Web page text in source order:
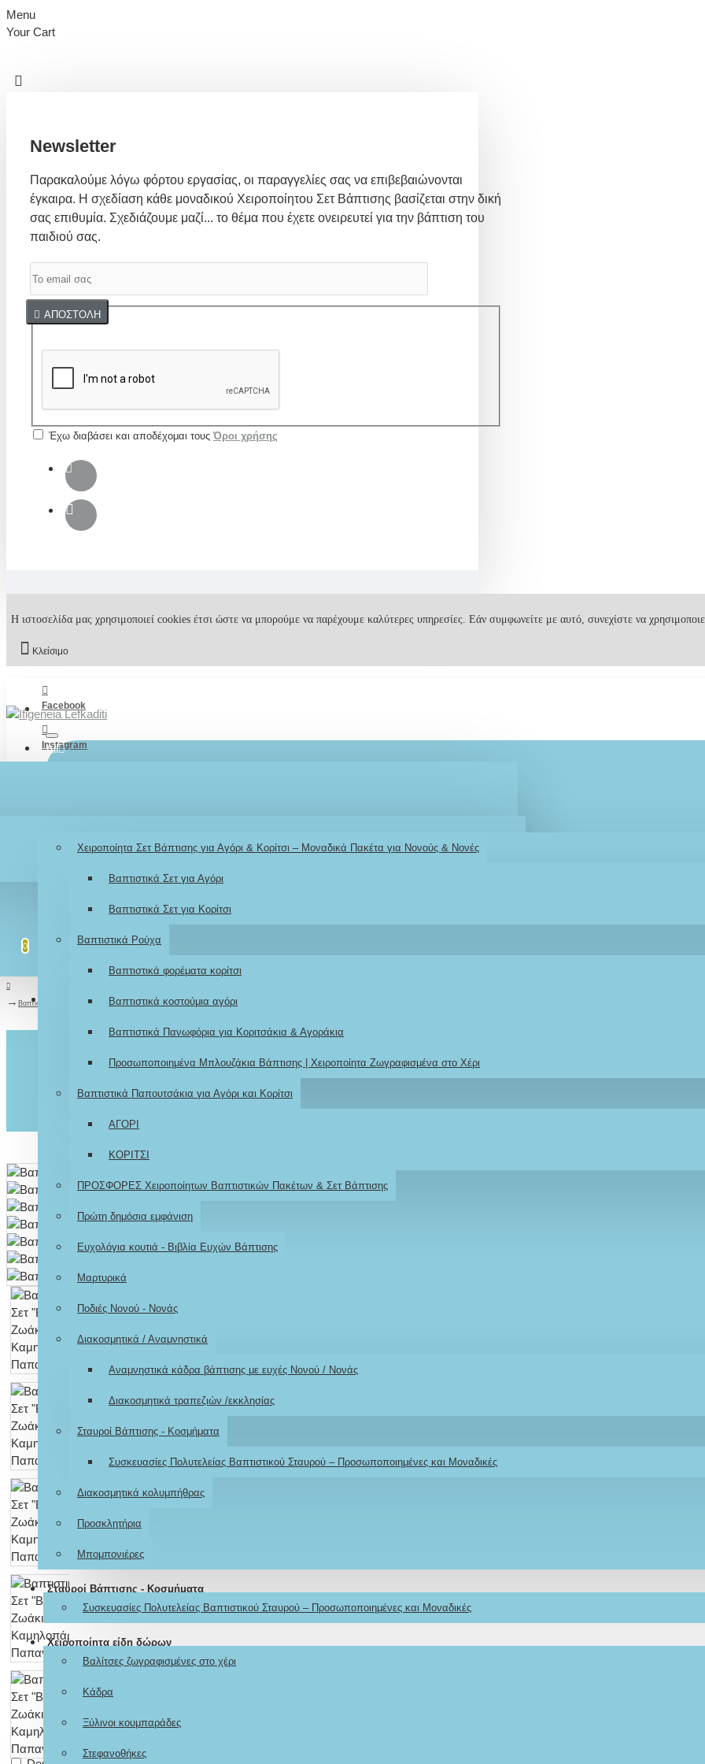
Menu
Your Cart
Newsletter
Παρακαλούμε λόγω φόρτου εργασίας, οι παραγγελίες σας να επιβεβαιώνονται
έγκαιρα. Η σχεδίαση κάθε μοναδικού Χειροποίητου Σετ Βάπτισης βασίζεται στην δική
σας επιθυμία. Σχεδιάζουμε μαζί... το θέμα που έχετε ονειρευτεί για την βάπτιση του
παιδιού σας.
ΑΠΟΣΤΟΛΉ
Captcha
Έχω διαβάσει και αποδέχομαι τους Όροι χρήσης
Η ιστοσελίδα μας χρησιμοποιεί cookies έτσι ώστε να μπορούμε να παρέχουμε καλύτερες υπηρεσίες. Εάν συμφωνείτε με αυτό, συνεχίστε να
Κλείσιμο
Facebook
Instagram
All
Λίστα επιθυμιώνΕπεξεργασία Λίστας
Σύγκριση Προϊόντων
Χειροποίητα Σετ Βάπτισης για Αγόρι & Κορίτσι – Μοναδικά Πακέτα για Νονούς & Νονές
Βαπτιστικά Σετ για Αγόρι
Βαπτιστικά Σετ για Κορίτσι
Βαπτιστικά Ρούχα
Βαπτιστικά φορέματα κορίτσι
Βαπτιστικά κοστούμια αγόρι
Βαπτιστικά Πανωφόρια για Κοριτσάκια & Αγοράκια
Προσωποποιημένα Μπλουζάκια Βάπτισης | Χειροποίητα Ζωγραφισμένα στο Χέρι
Βαπτιστικά Παπουτσάκια για Αγόρι και Κορίτσι
ΑΓΟΡΙ
ΚΟΡΙΤΣΙ
ΠΡΟΣΦΟΡΕΣ Χειροποίητων Βαπτιστικών Πακέτων & Σετ Βάπτισης
Πρώτη δημόσια εμφάνιση
Ευχολόγια κουτιά - Βιβλία Ευχών Βάπτισης
Μαρτυρικά
Ποδιές Νονού - Νονάς
Διακοσμητικά / Αναμνηστικά
Αναμνηστικά κάδρα βάπτισης με ευχές Νονού / Νονάς
Διακοσμητικά τραπεζιών /εκκλησίας
Σταυροί Βάπτισης - Κοσμήματα
Συσκευασίες Πολυτελείας Βαπτιστικού Σταυρού – Προσωποποιημένες και Μοναδικές
Διακοσμητικά κολυμπήθρας
Προσκλητήρια
Μπομπονιέρες
Σταυροί Βάπτισης - Κοσμήματα
Συσκευασίες Πολυτελείας Βαπτιστικού Σταυρού – Προσωποποιημένες και Μοναδικές
Χειροποίητα είδη δώρων
Βαλίτσες ζωγραφισμένες στο χέρι
Κάδρα
Ξύλινοι κουμπαράδες
Στεφανοθήκες
REGISTER
0
Βαπτιστικό Σετ "Baby little Ζωάκια - Καμηλοπάρδαλη Παπαγαλάκια"
Για το προϊόν